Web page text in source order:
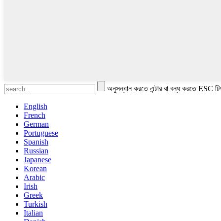
অনুসন্ধান করতে এন্টার বা বন্ধ করতে ESC
English
French
German
Portuguese
Spanish
Russian
Japanese
Korean
Arabic
Irish
Greek
Turkish
Italian